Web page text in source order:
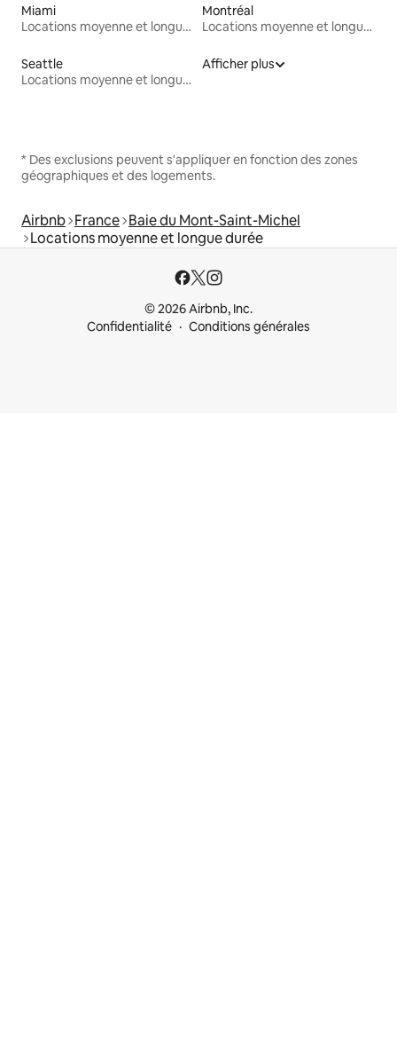
Miami
Locations moyenne et longue durée
Montréal
Locations moyenne et longue durée
Seattle
Locations moyenne et longue durée
Afficher plus
* Des exclusions peuvent s'appliquer en fonction des zones
géographiques et des logements.
Airbnb France Baie du Mont-Saint-Michel
Locations moyenne et longue durée
© 2026 Airbnb, Inc.
Confidentialité
Conditions générales